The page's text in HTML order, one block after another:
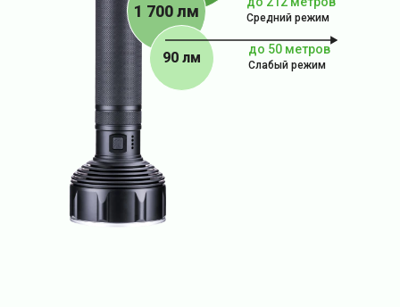
1 700 лм Средний режим
90 лм до 50 метров
Слабый режим